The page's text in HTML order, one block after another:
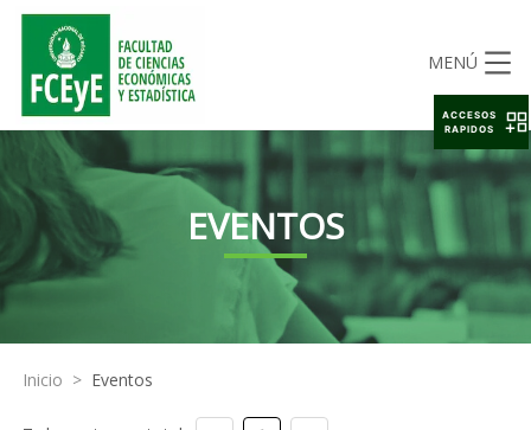
MENÚ
EVENTOS
Inicio > Eventos
ACCESOS
RAPIDOS